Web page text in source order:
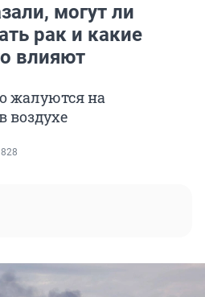
могут ли
рак и какие
влияют
жалуются на
воздухе